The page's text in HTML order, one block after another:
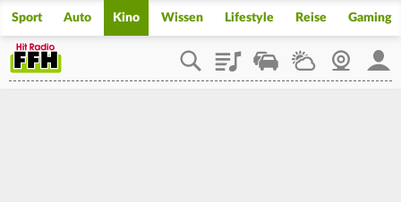
Sport Auto Kino Wissen Lifestyle Reise Gaming
PlaylistStaupilotWetterWebcam